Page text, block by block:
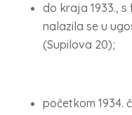
do kraja 1933.,
nalazila se u
(Supilova 20);
početkom 1934.